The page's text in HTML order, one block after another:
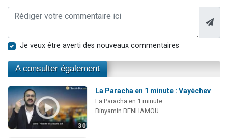
Je veux être averti des nouveaux commentaires
A consulter également
La Paracha en 1 minute : Vayéchev
La Paracha en 1 minute
Binyamin BENHAMOU